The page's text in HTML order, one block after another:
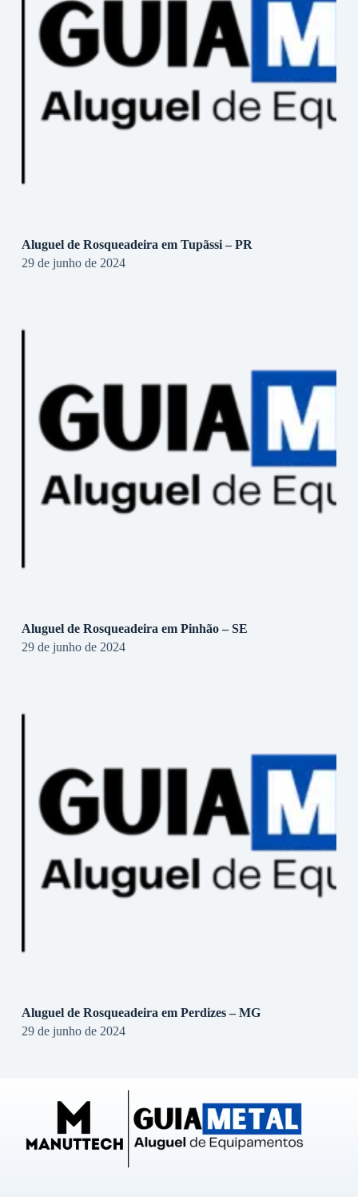
Aluguel de Rosqueadeira em Tupãssi – PR
29 de junho de 2024
Aluguel de Rosqueadeira em Pinhão – SE
29 de junho de 2024
Aluguel de Rosqueadeira em Perdizes – MG
29 de junho de 2024